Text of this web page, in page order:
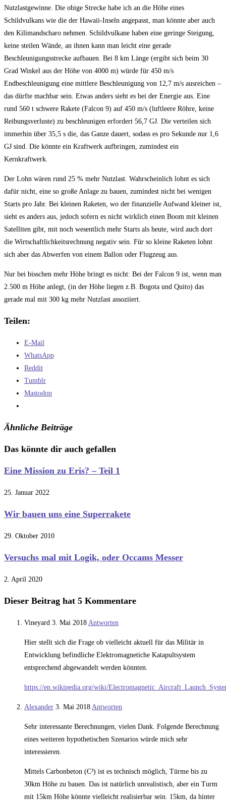
Nutzlastgewinne. Die obige Strecke habe ich an die Höhe eines
Schildvulkans wie die der Hawaii-Inseln angepasst, man könnte aber auch
den Kilimandscharo nehmen. Schildvulkane haben eine geringe Steigung,
keine steilen Wände, an ihnen kann man leicht eine gerade
Beschleunigungsstrecke aufbauen. Bei 8 km Länge (ergibt sich beim 30
Grad Winkel aus der Höhe von 4000 m) würde für 450 m/s
Endbeschleunigung eine mittlere Beschleunigung von 12,7 m/s ausreichen –
das dürfte machbar sein. Etwas anders sieht es bei der Energie aus. Eine
rund 560 t schwere Rakete (Falcon 9) auf 450 m/s (luftleere Röhre, keine
Reibungsverluste) zu beschleunigen erfordert 56,7 GJ. Die verteilen sich
immerhin über 35,5 s die, das Ganze dauert, sodass es pro Sekunde nur 1,6
GJ sind. Die könnte ein Kraftwerk aufbringen, zumindest ein
Kernkraftwerk.
Der Lohn wären rund 25 % mehr Nutzlast. Wahrscheinlich lohnt es sich
dafür nicht, eine so große Anlage zu bauen, zumindest nicht bei wenigen
Starts pro Jahr. Bei kleinen Raketen, wo der finanzielle Aufwand kleiner ist,
sieht es anders aus, jedoch sofern es nicht wirklich einen Boom mit kleinen
Satelliten gibt, mit noch wesentlich mehr Starts als heute, wird auch dort
die Wirtschaftlichkeitsrechnung negativ sein. Für so kleine Raketen lohnt
sich aber das Abwerfen von einem Ballon oder Flugzeug aus.
Nur bei bisschen mehr Höhe bringt es nicht: Bei der Falcon 9 ist, wenn man
2.500 m Höhe anlegt, (in der Höhe liegen z.B. Bogota und Quito) das
gerade mal mit 300 kg mehr Nutzlast assoziiert.
Teilen:
E-Mail
WhatsApp
Reddit
Tumblr
Mastodon
Ähnliche Beiträge
Das könnte dir auch gefallen
Eine Mission zu Eris? – Teil 1
25. Januar 2022
Wir bauen uns eine Superrakete
29. Oktober 2010
Versuchs mal mit Logik, oder Occams Messer
2. April 2020
Dieser Beitrag hat 5 Kommentare
Vineyard 3. Mai 2018 Antworten
Hier stellt sich die Frage ob vielleicht aktuell für das Militär in
Entwicklung befindliche Elektromagnetiche Katapultsystem
entsprechend abgewandelt werden könnten.
https://en.wikipedia.org/wiki/
Alexander 3. Mai 2018 Antworten
Sehr interessante Berechnungen, vielen Dank. Folgende Berechnung
eines weiteren hypothetischen Szenarios würde mich sehr
interessieren.
Mittels Carbonbeton (C³) ist es technisch möglich, Türme bis zu
30km Höhe zu bauen. Das ist natürlich unrealistisch, aber ein Turm
mit 15km Höhe könnte vielleicht realisierbar sein. 15km, da hinter